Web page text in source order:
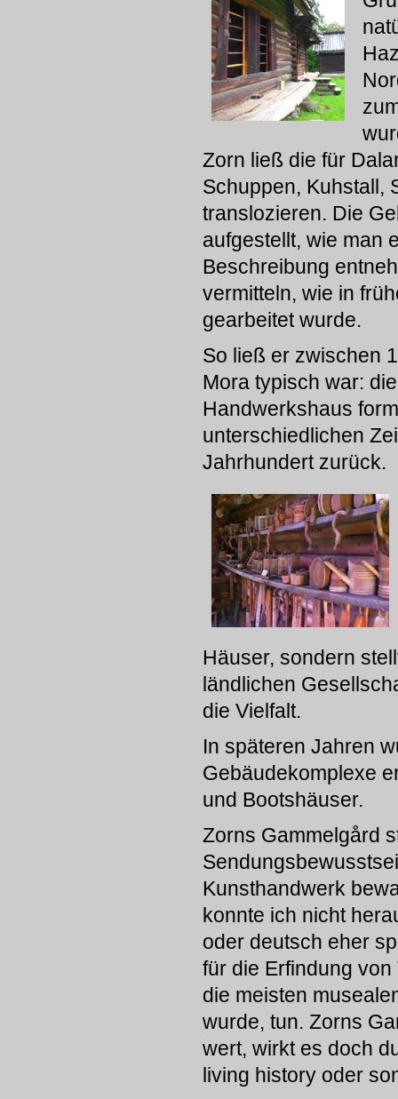
Zorn ließ die für
Schuppen, Kuhstall,
translozieren. Die
aufgestellt, wie man
Beschreibung
vermitteln, wie in
gearbeitet wurde.
So ließ er zwischen
Mora typisch war:
Handwerkshaus
unterschiedlichen
Jahrhundert zurück.
Häuser, sondern
ländlichen
die Vielfalt.
In späteren Jahren
Gebäudekomplexe
und Bootshäuser.
Zorns Gammelgård
Kunsthandwerk
konnte ich nicht
oder deutsch eher
für die Erfindung
die meisten
wurde, tun. Zorns
wert, wirkt es doch
living history oder